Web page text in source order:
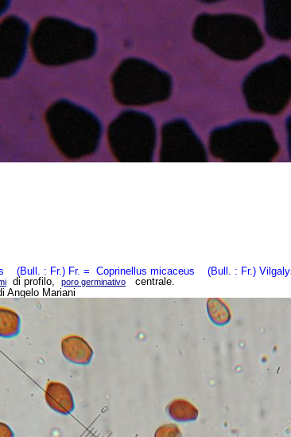
(Bull. : Fr.) Fr. = Coprinellus micaceus (Bull. : Fr.)
di profilo, poro germinativo
centrale.
Angelo Mariani